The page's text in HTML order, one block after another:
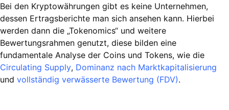
Bei den Kryptowährungen gibt es keine Unternehmen,
dessen Ertragsberichte man sich ansehen kann. Hierbei
werden dann die „Tokenomics“ und weitere
Bewertungsrahmen genutzt, diese bilden eine
fundamentale Analyse der Coins und Tokens, wie die
Circulating Supply, Dominanz nach Marktkapitalisierung
und vollständig verwässerte Bewertung (FDV).